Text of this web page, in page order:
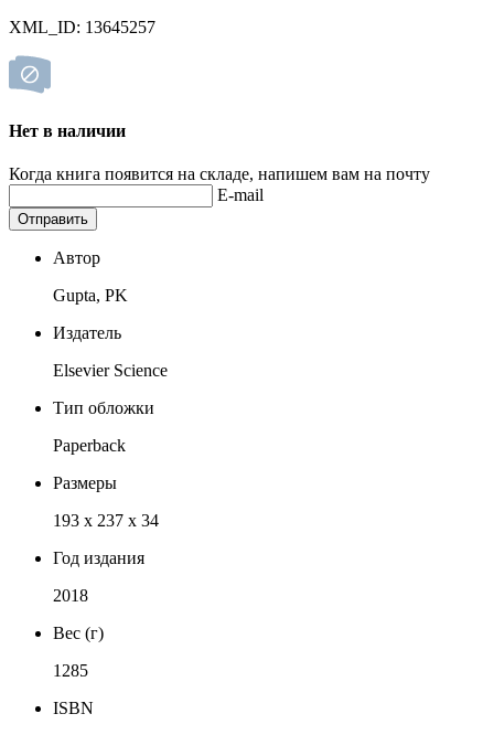
XML_ID: 13645257
Нет в наличии
Когда книга появится на складе, напишем вам на почту
E-mail
Отправить
Автор
Gupta, PK
Издатель
Elsevier Science
Тип обложки
Paperback
Размеры
193 x 237 x 34
Год издания
2018
Вес (г)
1285
ISBN